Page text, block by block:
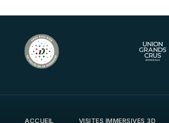
ACCUEIL VISITES IMMERSIVES 3D